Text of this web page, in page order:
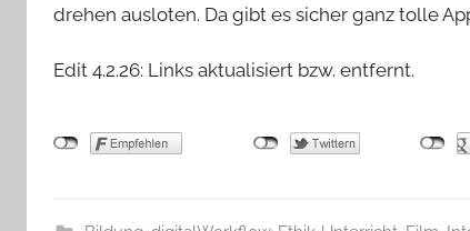
drehen ausloten. Da gibt es sicher ganz tolle
Edit 4.2.26: Links aktualisiert bzw. entfernt.